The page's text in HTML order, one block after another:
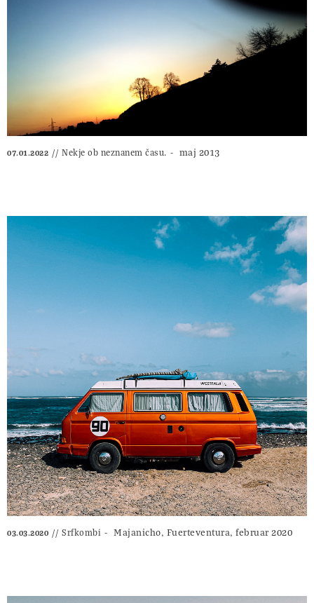
07.01.2022 Nekje ob neznanem času. maj 2013
03.03.2020 Srfkombi Majanicho, Fuerteventura, februar 2020